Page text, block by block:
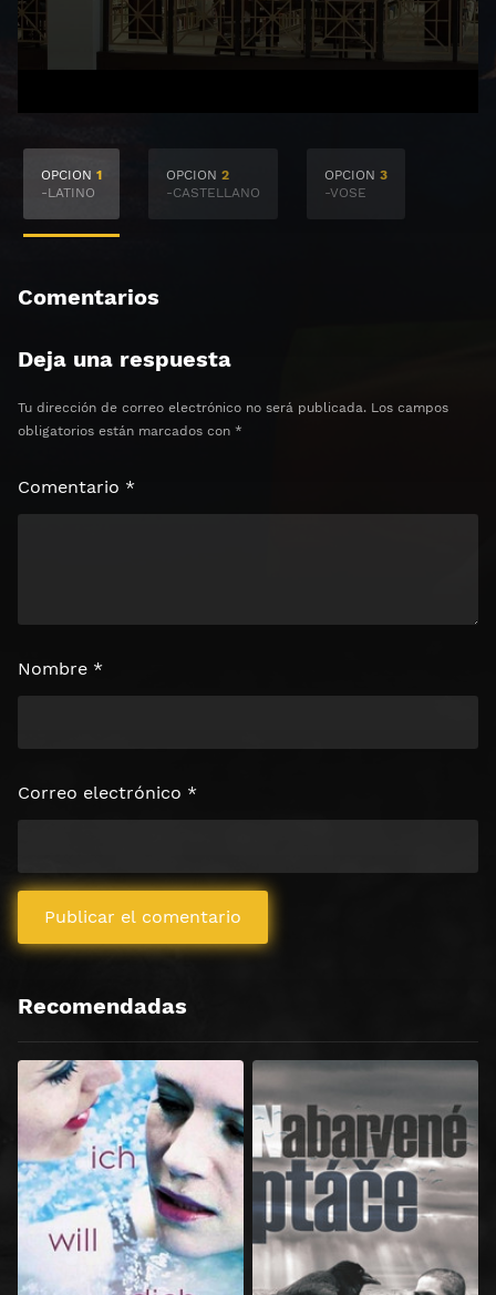
Haz clic 3 veces en el botón para desbloquear el
contenido
⏰ El acceso expira en 1 hora
OPCION 1
-LATINO
OPCION 2
-CASTELLANO
OPCION 3
-VOSE
Comentarios
Deja una respuesta
Tu dirección de correo electrónico no será publicada. Los campos
obligatorios están marcados con *
Comentario *
Nombre *
Correo electrónico *
Recomendadas